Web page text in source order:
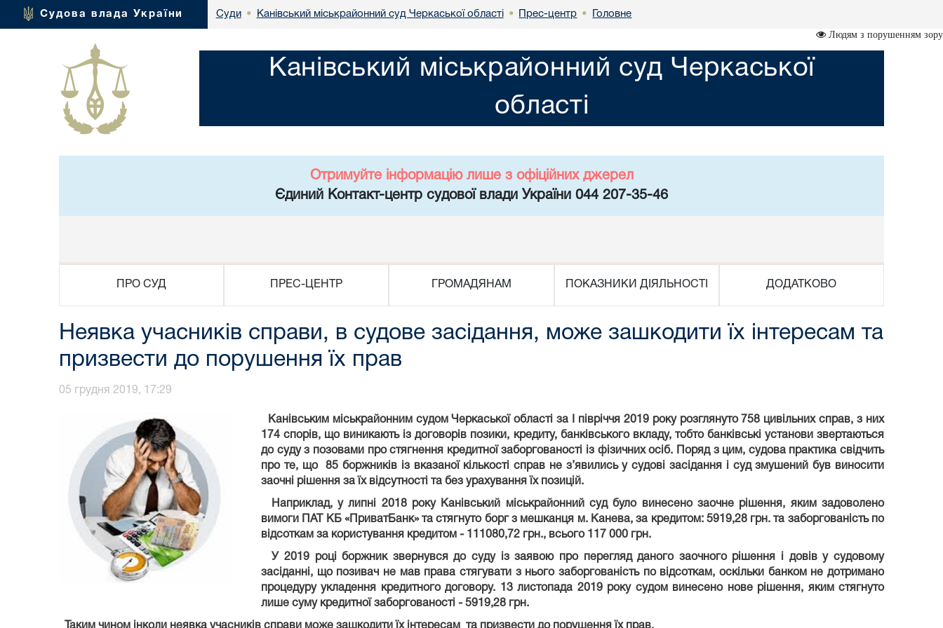
Судова влада України Суди • Канівський міськрайонний суд Черкаської області • Прес-центр • Головне
Людям з порушенням зору
Канівський міськрайонний суд Черкаської
області
Отримуйте інформацію лише з офіційних джерел
Єдиний Контакт-центр судової влади України 044 207-35-46
ПРО СУД ПРЕС-ЦЕНТР ГРОМАДЯНАМ ПОКАЗНИКИ ДІЯЛЬНОСТІ ДОДАТКОВО
Неявка учасників справи, в судове засідання, може зашкодити їх інтересам та
призвести до порушення їх прав
05 грудня 2019, 17:29
Канівським міськрайонним судом Черкаської області за І півріччя 2019 року розглянуто 758 цивільних справ, з них
174 спорів, що виникають із договорів позики, кредиту, банківського вкладу, тобто банківські установи звертаються
до суду з позовами про стягнення кредитної заборгованості із фізичних осіб. Поряд з цим, судова практика свідчить
про те, що 85 боржників із вказаної кількості справ не з’явились у судові засідання і суд змушений був виносити
заочні рішення за їх відсутності та без урахування їх позицій.
Наприклад, у липні 2018 року Канівський міськрайонний суд було винесено заочне рішення, яким задоволено
вимоги ПАТ КБ «ПриватБанк» та стягнуто борг з мешканця м. Канева, за кредитом: 5919,28 грн. та заборгованість по
відсоткам за користування кредитом - 111080,72 грн., всього 117 000 грн.
У 2019 році боржник звернувся до суду із заявою про перегляд даного заочного рішення і довів у судовому
засіданні, що позивач не мав права стягувати з нього заборгованість по відсоткам, оскільки банком не дотримано
процедуру укладення кредитного договору. 13 листопада 2019 року судом винесено нове рішення, яким стягнуто
лише суму кредитної заборгованості - 5919,28 грн.
Таким чином інколи неявка учасників справи може зашкодити їх інтересам та призвести до порушення їх прав.